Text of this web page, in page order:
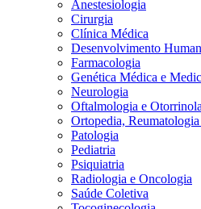
Anestesiologia
Cirurgia
Clínica Médica
Desenvolvimento
Farmacologia
Genética Médica e
Neurologia
Oftalmologia e
Ortopedia,
Patologia
Pediatria
Psiquiatria
Radiologia e Oncologia
Saúde Coletiva